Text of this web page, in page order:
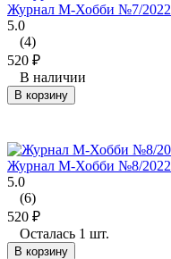
Журнал М-Хобби №7/2022
5.0
(4)
520 ₽
В наличии
В корзину
Журнал М-Хобби №8/2022
5.0
(6)
520 ₽
Осталась 1 шт.
В корзину